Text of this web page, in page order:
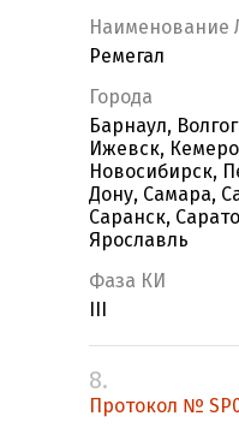
Наименование
Ремегал
Города
Барнаул,
Ижевск,
Новосибирск,
Дону, Самара,
Саранск,
Ярославль
Фаза КИ
8.
Протокол №